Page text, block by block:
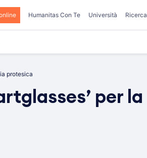
Humanitas Con Te Università Ricerca
protesica
per la